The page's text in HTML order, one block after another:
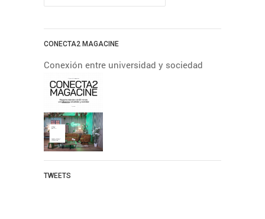
La Plataforma
AVIP (2ª parte) -
RADIO UNED
En este segundo programa
CONECTA2 MAGACINE
Conexión entre universidad y sociedad
TWEETS